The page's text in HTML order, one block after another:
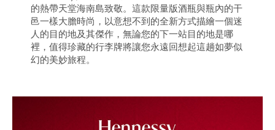
的熱帶天堂海南島致敬。這款限量版酒瓶與瓶內的干
邑一樣大膽時尚，以意想不到的全新方式描繪一個迷
人的目的地及其傑作，無論您的下一站目的地是哪
裡，值得珍藏的行李牌將讓您永遠回想起這趟如夢似
幻的美妙旅程。